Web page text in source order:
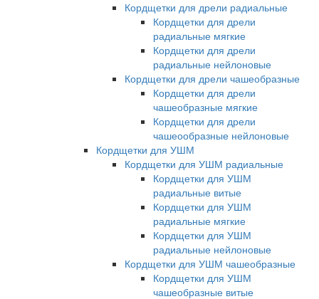
Кордщетки для дрели радиальные
Кордщетки для дрели
радиальные мягкие
Кордщетки для дрели
радиальные нейлоновые
Кордщетки для дрели чашеобразные
Кордщетки для дрели
чашеобразные мягкие
Кордщетки для дрели
чашеообразные нейлоновые
Кордщетки для УШМ
Кордщетки для УШМ радиальные
Кордщетки для УШМ
радиальные витые
Кордщетки для УШМ
радиальные мягкие
Кордщетки для УШМ
радиальные нейлоновые
Кордщетки для УШМ чашеобразные
Кордщетки для УШМ
чашеобразные витые